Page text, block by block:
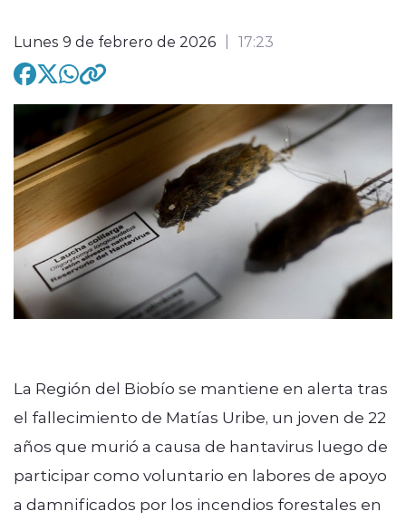
modo claro
Lunes 9 de febrero de 2026 17:23
La Región del Biobío se mantiene en alerta tras
el fallecimiento de Matías Uribe, un joven de 22
años que murió a causa de hantavirus luego de
participar como voluntario en labores de apoyo
a damnificados por los incendios forestales en